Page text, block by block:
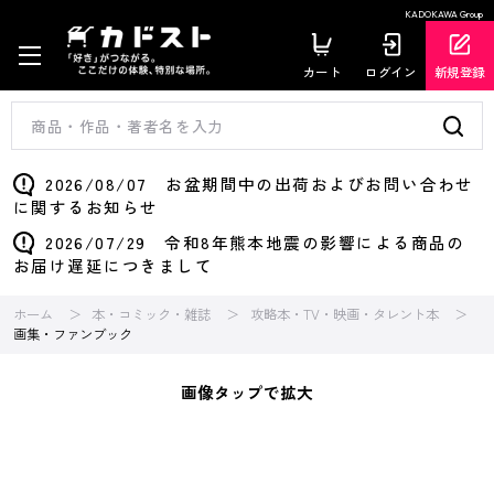
KADOKAWA Group
カート ログイン 新規登録
2026/08/07 お盆期間中の出荷およびお問い合わせ
に関するお知らせ
2026/07/29 令和8年熊本地震の影響による商品の
お届け遅延につきまして
ホーム 本・コミック・雑誌
攻略本・TV・映画・タレント本
画集・ファンブック
画像タップで拡大